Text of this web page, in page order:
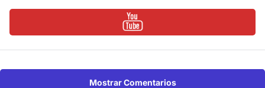
Mostrar Comentarios